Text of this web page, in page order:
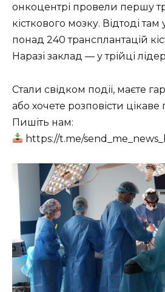
онкоцентрі провели першу
кісткового мозку. Відтоді
понад 240 трансплантацій
Наразі заклад — у трійці
Стали свідком події, маєте
або хочете розповісти
Пишіть нам:
https://t.me/